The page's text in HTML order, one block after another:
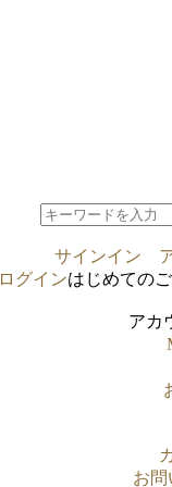
サインイン
ログインはじめての
アカ
お問